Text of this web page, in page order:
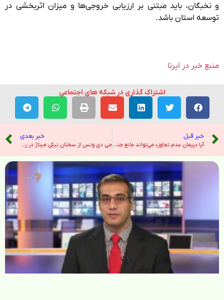
و نخبگان، باید مبتنی بر ارزیابی خروجی‌ها و میزان اثربخشی در
توسعه استان باشد.
منبع خبر در ایرنا
اشتراک گذاری در شبکه های اجتماعی
خبر قبل
آیا «پیمان عدم تجاوز» می‌تواند مانع جنگ دوم ایران و اسرائیل شود؟ – رادیو فردا
خبر بعدی
جی دی ونس از سخنان نیکی میناژ در رد سیاست هویت با جمع صفر در AmericaFest تمجید کرد. – هندوستان امروز